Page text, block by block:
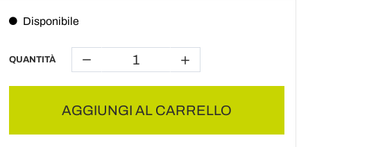
Disponibile
QUANTITÀ
AGGIUNGI AL CARRELLO